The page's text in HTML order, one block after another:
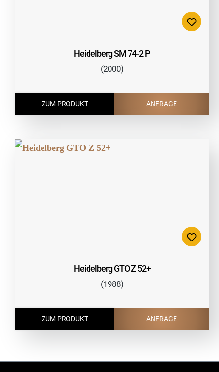
Heidelberg SM 74-2 P
(2000)
ZUM PRODUKT ANFRAGE
Heidelberg GTO Z 52+
(1988)
ZUM PRODUKT ANFRAGE